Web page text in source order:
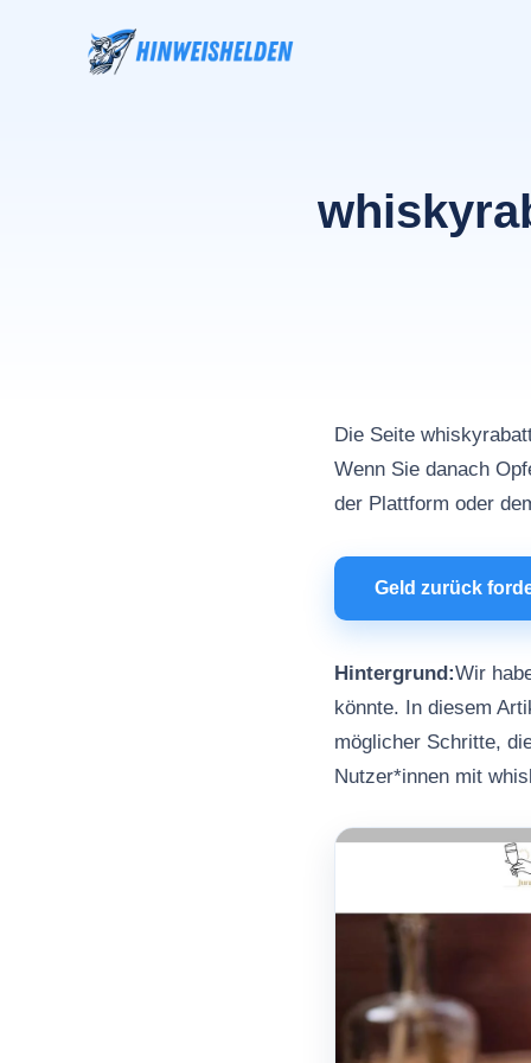
Die Seite
Wenn Sie danach
der Plattform oder
Geld zurück
Hintergrund:Wir
könnte. In diesem
möglicher Schritte,
Nutzer*innen mit